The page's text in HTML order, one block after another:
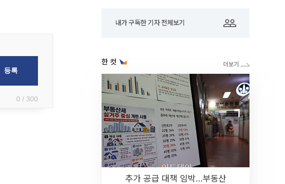
0 / 300
내가 구독한 기자 전체보기
한 컷
추가 공급 대책 임박…부동산